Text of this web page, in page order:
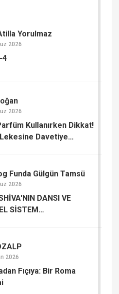
Yorulmaz
2026
4
2026
Kullanırken Dikkat!
Davetiye
Funda Gülgün Tamsü
2026
DANSI VE
SİSTEM
2026
Fıçıya: Bir Roma